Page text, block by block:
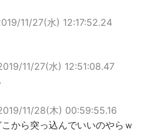
11/27(水) 12:17:52.24
11/27(水) 12:51:08.47
11/28(木) 00:59:55.16
から突っ込んでいいのやらｗ